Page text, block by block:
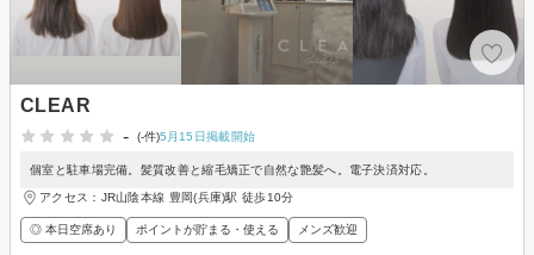
CLEAR
-
(-件)5月15日掲載開始
個室と駐車場完備。髪質改善と縮毛矯正で自然な艶髪へ。電子決済対応。
アクセス：JR山陰本線 豊岡(兵庫)駅 徒歩10分
◎ 本日空席あり ポイントが貯まる・使える メンズ歓迎